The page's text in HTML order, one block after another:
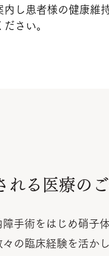
し患者様の健康維
さい。
れる医療の
手術をはじめ硝子
の臨床経験を活かし